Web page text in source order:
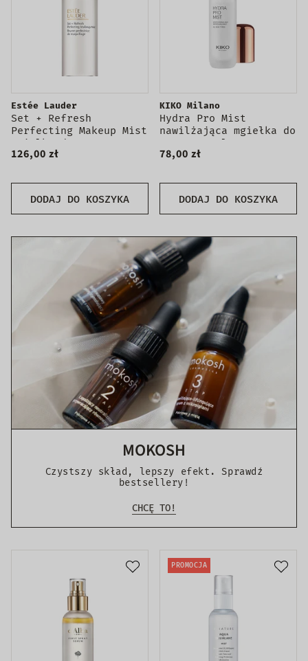
DODAJ DO KOSZYKA
Estée Lauder
Set + Refresh
Perfecting Makeup Mist
mgiełka do twarzy
116ml
126,00 zł
DODAJ DO KOSZYKA
KIKO Milano
Hydra Pro Mist
nawilżająca mgiełka do
twarzy 40ml
78,00 zł
MOKOSH
Czystszy skład, lepszy efekt. Sprawdź
bestsellery!
CHCĘ TO!
PROMOCJA